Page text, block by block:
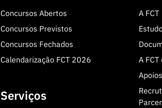
Concursos Abertos
Concursos Previstos
Concursos Fechados
Calendarização FCT 2026
Serviços
A FCT
A